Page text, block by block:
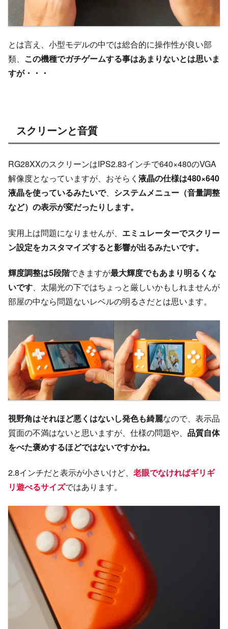
とは言え、小型モデルの中では総合的に操作性が良い部
類、 この機種でガチゲームする事はあまりないとは思いま
すが・・・
スクリーンと音質
RG28XXのスクリーンはIPS2.83インチで640×480のVGA
解像度となっていますが、おそらく 液晶の仕様は480×640
液晶を使っているみたいで、 システムメニュー（音量調整
など）の表示が変だったりします。
実用上は問題になりませんが、 エミュレーターでスクリー
ン設定をカスタマイズすると影響が出るみたいです。
輝度調整は5段階できますが最大輝度でもあまり明るくな
いです、太陽光の下ではちょっと厳しいかもしれませんが
部屋の中なら問題ないレベルの明るさだとは思います。
視野角はそれほど悪くはないし発色も綺麗なので、表示品
質面の不満はないと思いますが、仕様の問題や、 品質自体
をべた褒めするほどではないですかね。
2.8インチだと表示が小さいけど、 老眼でなければギリギ
リ遊べるサイズではあります。